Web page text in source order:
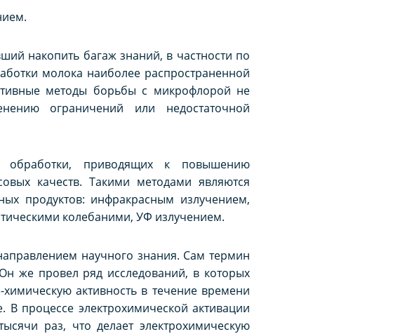
накопить багаж знаний, в частности по
молока наиболее распространенной
методы борьбы с микрофлорой не
ограничений или недостаточной
обработки, приводящих к повышению
качеств. Такими методами являются
продуктов: инфракрасным излучением,
колебаними, УФ излучением.
научного знания. Сам термин
же провел ряд исследований, в которых
активность в течение времени
процессе электрохимической активации
раз, что делает электрохимическую